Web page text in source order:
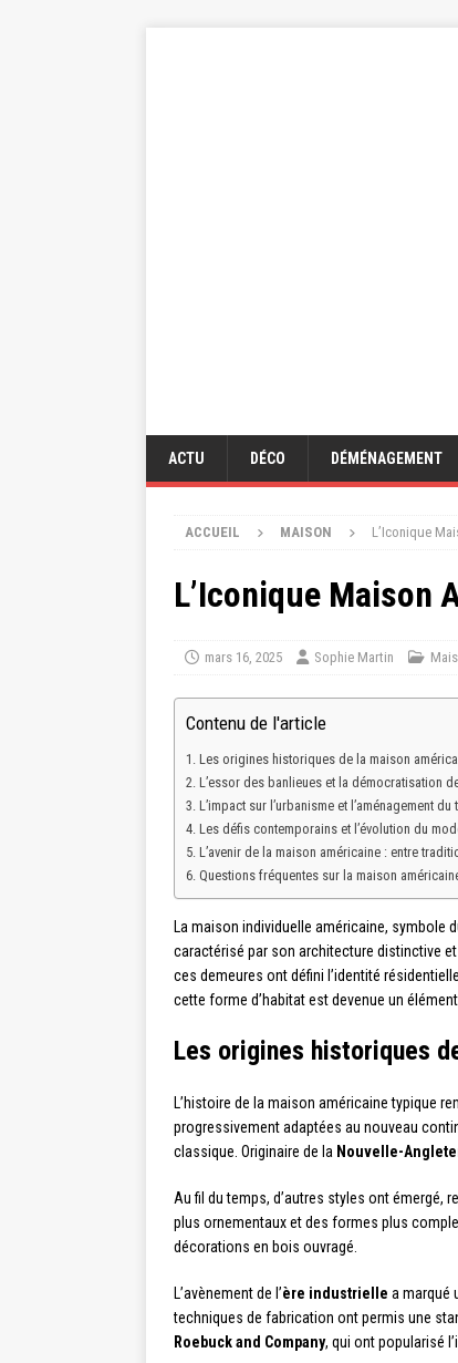
ACTU DÉCO DÉMÉNAGEMENT
ACCUEIL MAISON L’Iconique
L’Iconique Maison
mars 16, 2025 Sophie Martin
Contenu de l'article
Les origines historiques de la maison
L’essor des banlieues et la démocratisation
L’impact sur l’urbanisme et l’aménagement
Les défis contemporains et l’évolution du
L’avenir de la maison américaine : entre
Questions fréquentes sur la maison
La maison individuelle américaine, symbole
caractérisé par son architecture distinctive
ces demeures ont défini l’identité
cette forme d’habitat est devenue un
Les origines historiques
L’histoire de la maison américaine typique
progressivement adaptées au nouveau
classique. Originaire de la Nouvelle-
Au fil du temps, d’autres styles ont émergé,
plus ornementaux et des formes plus
décorations en bois ouvragé.
L’avènement de l’ère industrielle a marqué
techniques de fabrication ont permis une
Roebuck and Company, qui ont popularisé